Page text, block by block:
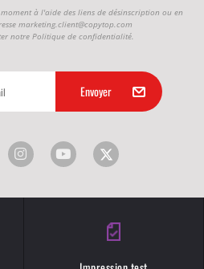
à l'aide des liens de désinscription ou en
marketing.client@copytop.com
notre Politique de confidentialité.